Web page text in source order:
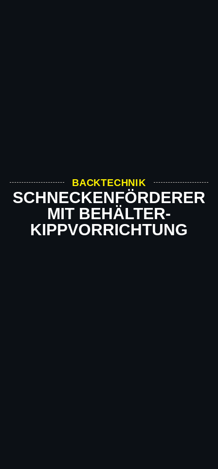
SCHNECKENFÖRDERER
MIT BEHÄLTER-
KIPPVORRICHTUNG
BACKTECHNIK